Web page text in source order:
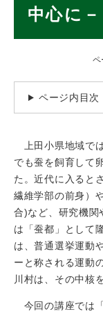
中心に
ページ内目次
上田小県地域で
でも蚕を飼育して
た。近代に入ると
繊維学部の前身）
合)など、研究機関
は「蚕都」として
は、普通選挙運動
ーと称される運動
川村は、その中核
今回の講座では